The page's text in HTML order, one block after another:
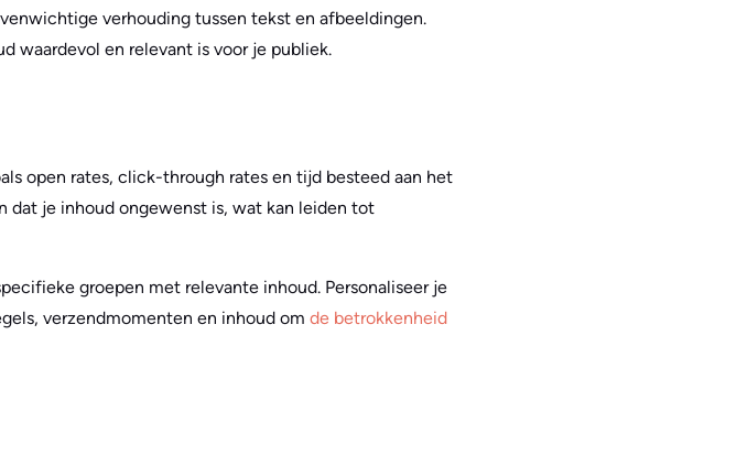
verhouding tussen tekst en afbeeldingen.
waardevol en relevant is voor je publiek.
open rates, click-through rates en tijd besteed aan het
dat je inhoud ongewenst is, wat kan leiden tot
groepen met relevante inhoud. Personaliseer je
verzendmomenten en inhoud om de betrokkenheid